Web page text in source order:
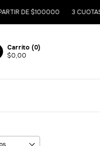
DE $100000 3 CUOTAS SIN
Carrito (0)
$0,00